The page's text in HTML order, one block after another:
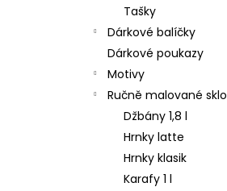
Tašky
Dárkové balíčky
Dárkové poukazy
Motivy
Ručně malované sklo
Džbány 1,8 l
Hrnky latte
Hrnky klasik
Karafy 1 l